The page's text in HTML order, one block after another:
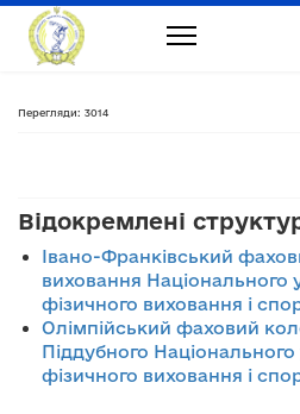
Перегляди: 3014
Відокремлені
Івано-Франківський
виховання Національного
фізичного виховання і
Олімпійський фаховий
Піддубного Національного
фізичного виховання і